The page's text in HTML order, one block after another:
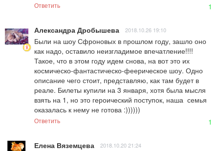
Ответить 1
Александра Дробышева 2018.10.26 19:10
Были на шоу Сфроновых в прошлом году, зашло оно
как надо, оставило неизгладимое впечатление!!!!
Такое, что в этом году идем снова, на вот это их
космическо-фантастическо-феерическое шоу. Одно
описание чего стоит, представляю, как там будет в
реале. Билеты купили на 3 января, хотя была мысля
взять на 1, но это героический поступок, наша  семья
оказалась к нему не готова :))))))
Ответить 1
Елена Вяземцева 2018.10.20 21:24